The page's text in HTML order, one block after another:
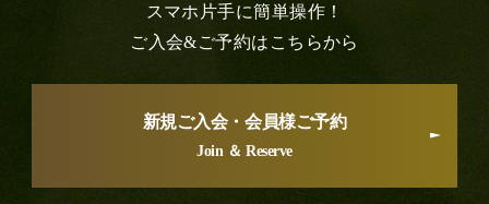
スマホ片手に簡単操作！
ご入会&ご予約はこちらから
新規ご入会・会員様ご予約
Join ＆ Reserve